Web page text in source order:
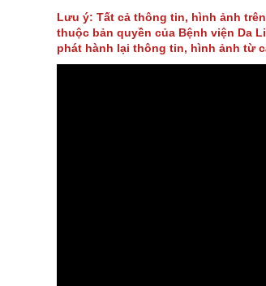
Lưu ý: Tất cả thông tin, hình ảnh trên
thuộc bản quyền của Bệnh viện Da
phát hành lại thông tin, hình ảnh từ